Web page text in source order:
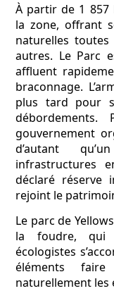
À partir de 1 857
la zone, offrant
naturelles
autres. Le Parc
affluent
braconnage.
plus tard pour
gouvernement
d’autant
infrastructures
déclaré réserve
rejoint le
Le parc de
la foudre, qui
écologistes
éléments
naturellement les